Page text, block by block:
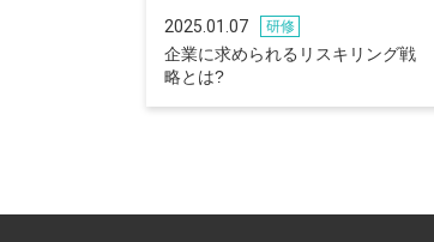
2025.01.07 研修
企業に求められるリスキリング戦
略とは?